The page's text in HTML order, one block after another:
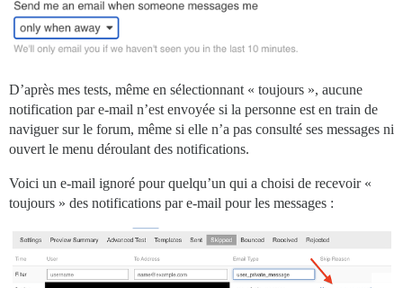
D’après mes tests, même en sélectionnant « toujours », aucune
notification par e-mail n’est envoyée si la personne est en train de
naviguer sur le forum, même si elle n’a pas consulté ses messages ni
ouvert le menu déroulant des notifications.
Voici un e-mail ignoré pour quelqu’un qui a choisi de recevoir «
toujours » des notifications par e-mail pour les messages :